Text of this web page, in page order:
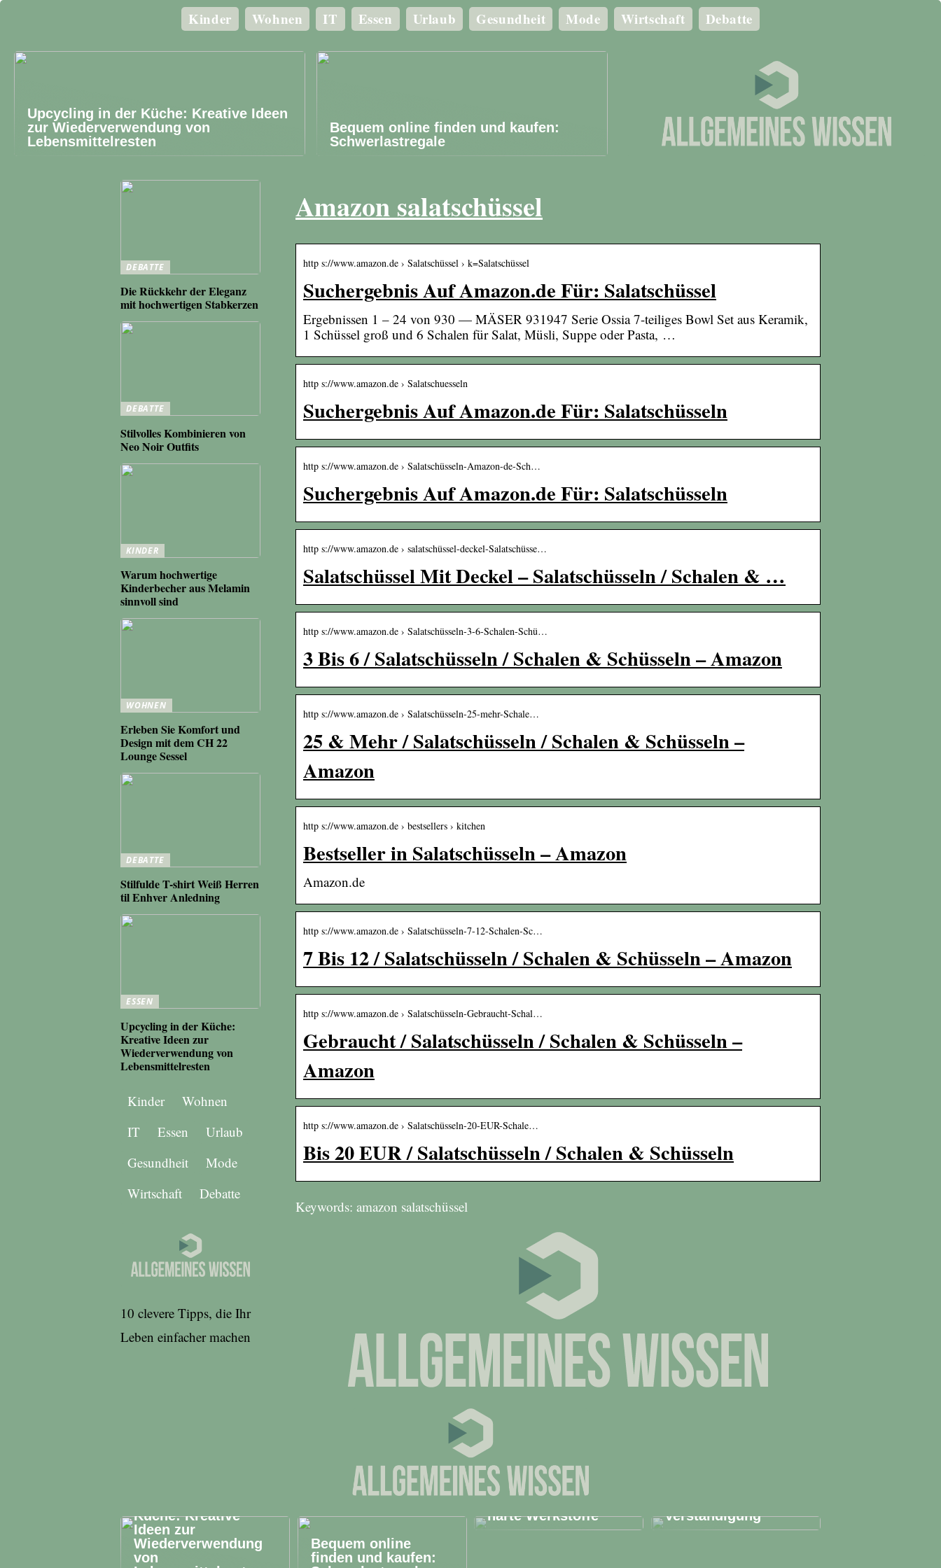
Kinder Wohnen IT Essen Urlaub Gesundheit Mode Wirtschaft Debatte
Upcycling in der Küche: Kreative Ideen
zur Wiederverwendung von
Lebensmittelresten
Bequem online finden und kaufen:
Schwerlastregale
Amazon salatschüssel
http s://www.amazon.de › Salatschüssel › k=Salatschüssel
Suchergebnis Auf Amazon.de Für: Salatschüssel
Ergebnissen 1 – 24 von 930 — MÄSER 931947 Serie Ossia 7-teiliges Bowl Set aus Keramik,
1 Schüssel groß und 6 Schalen für Salat, Müsli, Suppe oder Pasta, …
http s://www.amazon.de › Salatschuesseln
Suchergebnis Auf Amazon.de Für: Salatschüsseln
http s://www.amazon.de › Salatschüsseln-Amazon-de-Sch…
Suchergebnis Auf Amazon.de Für: Salatschüsseln
http s://www.amazon.de › salatschüssel-deckel-Salatschüsse…
Salatschüssel Mit Deckel – Salatschüsseln / Schalen & …
http s://www.amazon.de › Salatschüsseln-3-6-Schalen-Schü…
3 Bis 6 / Salatschüsseln / Schalen & Schüsseln – Amazon
http s://www.amazon.de › Salatschüsseln-25-mehr-Schale…
25 & Mehr / Salatschüsseln / Schalen & Schüsseln –
Amazon
http s://www.amazon.de › bestsellers › kitchen
Bestseller in Salatschüsseln – Amazon
Amazon.de
http s://www.amazon.de › Salatschüsseln-7-12-Schalen-Sc…
7 Bis 12 / Salatschüsseln / Schalen & Schüsseln – Amazon
http s://www.amazon.de › Salatschüsseln-Gebraucht-Schal…
Gebraucht / Salatschüsseln / Schalen & Schüsseln –
Amazon
http s://www.amazon.de › Salatschüsseln-20-EUR-Schale…
Bis 20 EUR / Salatschüsseln / Schalen & Schüsseln
Keywords: amazon salatschüssel
DEBATTE
Die Rückkehr der Eleganz
mit hochwertigen Stabkerzen
DEBATTE
Stilvolles Kombinieren von
Neo Noir Outfits
KINDER
Warum hochwertige
Kinderbecher aus Melamin
sinnvoll sind
WOHNEN
Erleben Sie Komfort und
Design mit dem CH 22
Lounge Sessel
DEBATTE
Stilfulde T-shirt Weiß Herren
til Enhver Anledning
ESSEN
Upcycling in der Küche:
Kreative Ideen zur
Wiederverwendung von
Lebensmittelresten
Kinder
Wohnen
IT
Essen
Urlaub
Gesundheit
Mode
Wirtschaft
Debatte
10 clevere Tipps, die Ihr
Leben einfacher machen
Küche: Kreative
Ideen zur
Wiederverwendung
von
Bequem online
finden und kaufen:
Die richtigen
harte Werkstoffe
Verständigung